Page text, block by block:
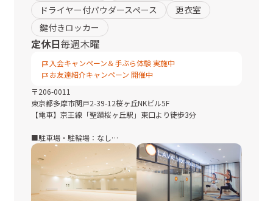
ドライヤー付パウダースペース
更衣室
鍵付きロッカー
定休日毎週木曜
入会キャンペーン＆手ぶら体験 実施中
お友達紹介キャンペーン 開催中
〒206-0011
東京都多摩市関戸2-39-12桜ヶ丘NKビル5F
【電車】京王線「聖蹟桜ヶ丘駅」東口より徒歩3分
■駐車場・駐輪場：なし
◆聖蹟桜ヶ丘駅東口改札を出て直進。横断歩道を渡ってミスタ
ードーナツ前を右折し、道なりに進むと左手に見える1階が内科
のビルの5階です。